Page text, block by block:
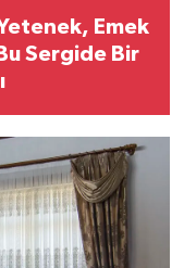
Emek
Sergide Bir